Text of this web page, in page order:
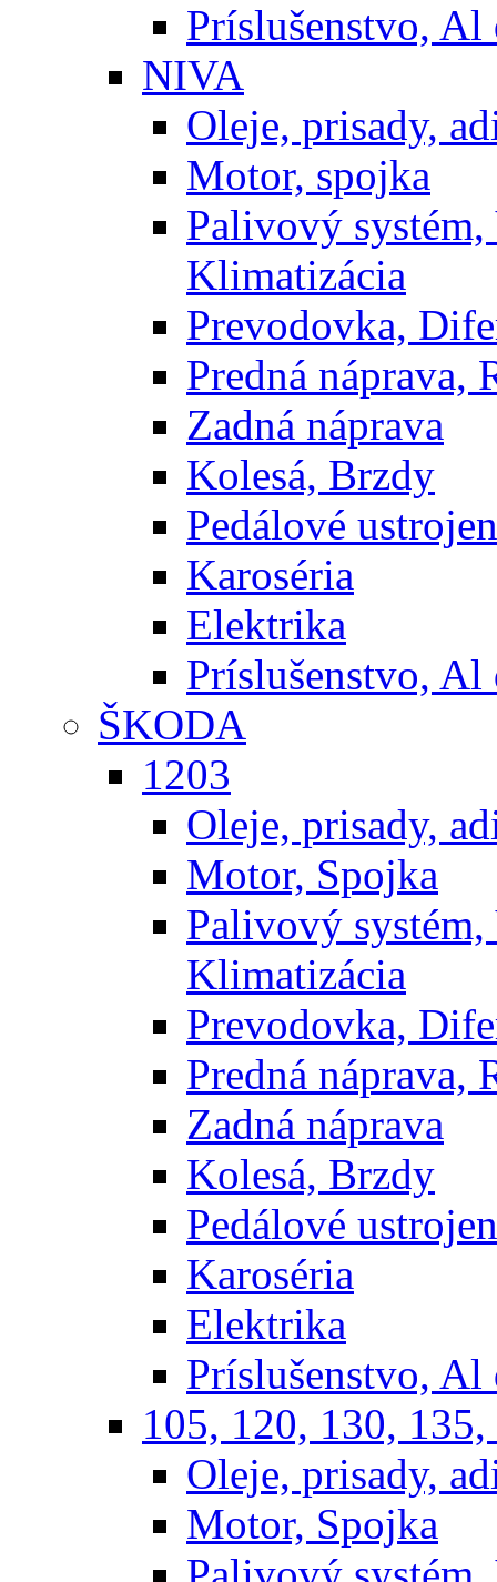
Príslušenstvo, Al
NIVA
Oleje, prisady,
Motor, spojka
Palivový
Klimatizácia
Prevodovka,
Predná náprava,
Zadná náprava
Kolesá, Brzdy
Pedálové
Karoséria
Elektrika
Príslušenstvo, Al
ŠKODA
1203
Oleje, prisady,
Motor, Spojka
Palivový
Klimatizácia
Prevodovka,
Predná náprava,
Zadná náprava
Kolesá, Brzdy
Pedálové
Karoséria
Elektrika
Príslušenstvo, Al
105, 120, 130,
Oleje, prisady,
Motor, Spojka